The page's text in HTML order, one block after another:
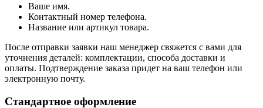
Ваше имя.
Контактный номер телефона.
Название или артикул товара.
После отправки заявки наш менеджер свяжется с вами для
уточнения деталей: комплектации, способа доставки и
оплаты. Подтверждение заказа придет на ваш телефон или
электронную почту.
Стандартное оформление